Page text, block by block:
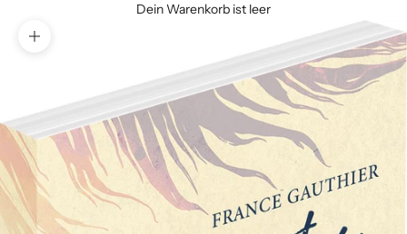
Dein Warenkorb ist leer
Bild vergrößern